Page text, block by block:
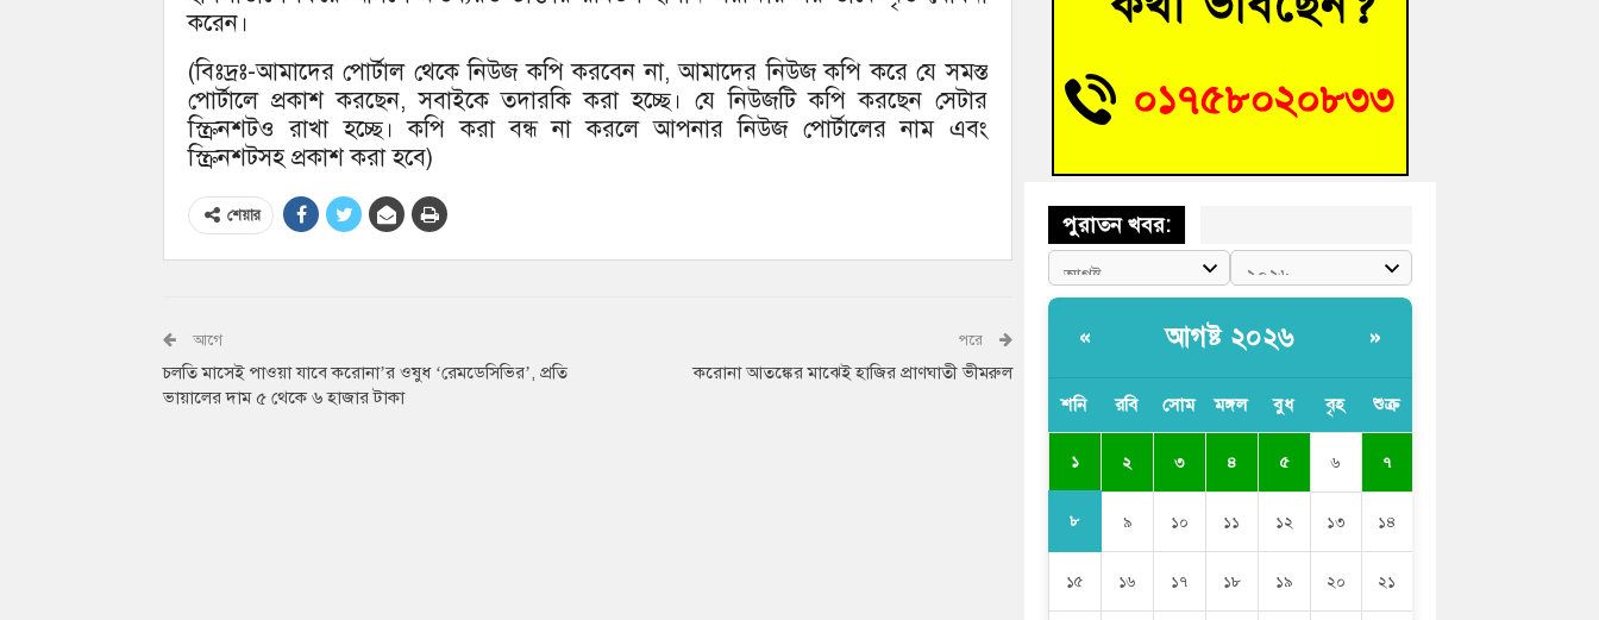
করেন।
(বিঃদ্রঃ-আমাদের পোর্টাল থেকে নিউজ কপি করবেন না, আমাদের নিউজ কপি করে যে সমস্ত
পোর্টালে প্রকাশ করছেন, সবাইকে তদারকি করা হচ্ছে। যে নিউজটি কপি করছেন সেটার
স্ক্রিনশটও রাখা হচ্ছে। কপি করা বন্ধ না করলে আপনার নিউজ পোর্টালের নাম এবং
স্ক্রিনশটসহ প্রকাশ করা হবে)
শেয়ার
আগে
চলতি মাসেই পাওয়া যাবে করোনা’র ওষুধ ‘রেমডেসিভির’, প্রতি
ভায়ালের দাম ৫ থেকে ৬ হাজার টাকা
পরে
করোনা আতঙ্কের মাঝেই হাজির প্রাণঘাতী ভীমরুল
তনু হত্যা মামলায় গ্রেফতার সাবেক সেনা সদস্য হাফিজুর
আহত শিক্ষার্থীদের দেখতে গিয়ে মেডিকেলের ক্যান্টিনে
অবরুদ্ধ জবি শিক্ষক
পুরাতন খবর:
« আগষ্ট ২০২৬ »
শনি রবি সোম মঙ্গল বুধ বৃহ শুক্র
১ ২ ৩ ৪ ৫ ৬ ৭
৮ ৯ ১০ ১১ ১২ ১৩ ১৪
১৫ ১৬ ১৭ ১৮ ১৯ ২০ ২১